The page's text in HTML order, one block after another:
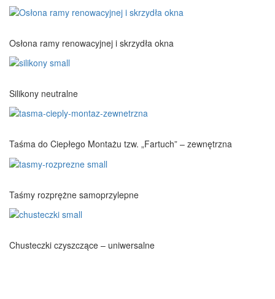
Osłona ramy renowacyjnej i skrzydła okna
Silikony neutralne
Taśma do Ciepłego Montażu tzw. „Fartuch” – zewnętrzna
Taśmy rozprężne samoprzylepne
Chusteczki czyszczące – uniwersalne